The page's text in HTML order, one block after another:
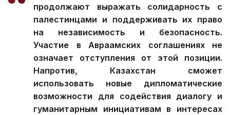
продолжают выражать солидарность с
палестинцами и поддерживать их право
на независимость и безопасность.
Участие в Авраамских соглашениях не
означает отступления от этой позиции.
Напротив, Казахстан сможет
использовать новые дипломатические
возможности для содействия диалогу и
гуманитарным инициативам в интересах